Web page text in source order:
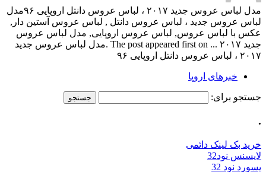
مدل لباس عروس جدید ۲۰۱۷ ، لباس عروس دانتل اروپایی ۹۶مدل
لباس عروس جدید ، لباس عروس دانتل , لباس عروس آستین دار,
عکس با لباس عروس, لباس عروس اروپایی, مدل لباس عروس
جدید ۲۰۱۷ ... The post appeared first on .مدل لباس عروس جدید
۲۰۱۷ ، لباس عروس دانتل اروپایی ۹۶
خبرهای اروپا
جستجو برای:
.
خرید بک لینک دائمی
لایسنس نود32
پسورد نود 32